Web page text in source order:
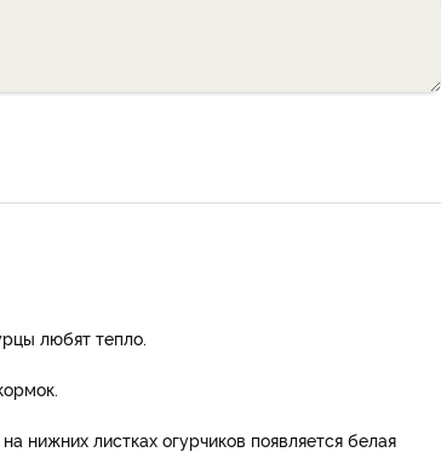
любят тепло.
нижних листках огурчиков появляется белая